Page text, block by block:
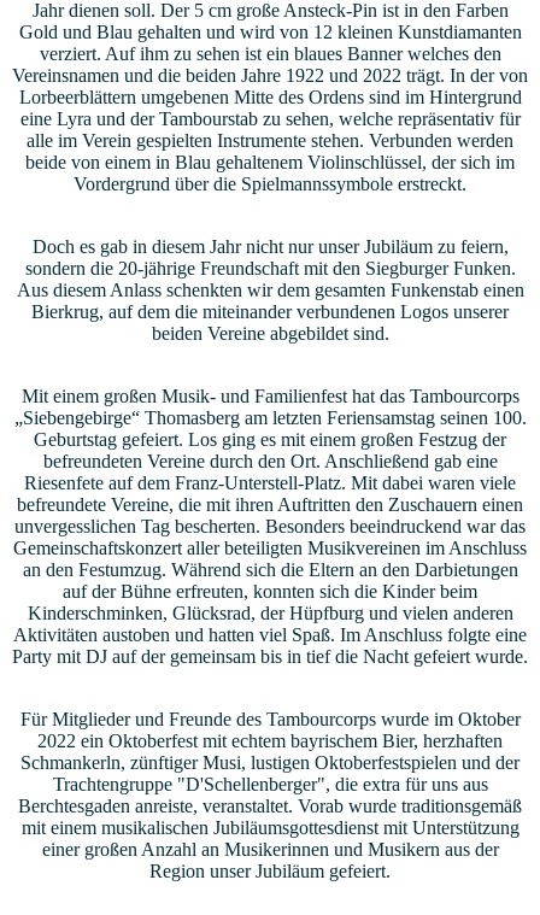
Jahr dienen soll. Der 5 cm große Ansteck-Pin ist in den Farben
Gold und Blau gehalten und wird von 12 kleinen Kunstdiamanten
verziert. Auf ihm zu sehen ist ein blaues Banner welches den
Vereinsnamen und die beiden Jahre 1922 und 2022 trägt. In der von
Lorbeerblättern umgebenen Mitte des Ordens sind im Hintergrund
eine Lyra und der Tambourstab zu sehen, welche repräsentativ für
alle im Verein gespielten Instrumente stehen. Verbunden werden
beide von einem in Blau gehaltenem Violinschlüssel, der sich im
Vordergrund über die Spielmannssymbole erstreckt.
Doch es gab in diesem Jahr nicht nur unser Jubiläum zu feiern,
sondern die 20-jährige Freundschaft mit den Siegburger Funken.
Aus diesem Anlass schenkten wir dem gesamten Funkenstab einen
Bierkrug, auf dem die miteinander verbundenen Logos unserer
beiden Vereine abgebildet sind.
Mit einem großen Musik- und Familienfest hat das Tambourcorps
„Siebengebirge“ Thomasberg am letzten Feriensamstag seinen 100.
Geburtstag gefeiert. Los ging es mit einem großen Festzug der
befreundeten Vereine durch den Ort. Anschließend gab eine
Riesenfete auf dem Franz-Unterstell-Platz. Mit dabei waren viele
befreundete Vereine, die mit ihren Auftritten den Zuschauern einen
unvergesslichen Tag bescherten. Besonders beeindruckend war das
Gemeinschaftskonzert aller beteiligten Musikvereinen im Anschluss
an den Festumzug. Während sich die Eltern an den Darbietungen
auf der Bühne erfreuten, konnten sich die Kinder beim
Kinderschminken, Glücksrad, der Hüpfburg und vielen anderen
Aktivitäten austoben und hatten viel Spaß. Im Anschluss folgte eine
Party mit DJ auf der gemeinsam bis in tief die Nacht gefeiert wurde.
Für Mitglieder und Freunde des Tambourcorps wurde im Oktober
2022 ein Oktoberfest mit echtem bayrischem Bier, herzhaften
Schmankerln, zünftiger Musi, lustigen Oktoberfestspielen und der
Trachtengruppe "D'Schellenberger", die extra für uns aus
Berchtesgaden anreiste, veranstaltet. Vorab wurde traditionsgemäß
mit einem musikalischen Jubiläumsgottesdienst mit Unterstützung
einer großen Anzahl an Musikerinnen und Musikern aus der
Region unser Jubiläum gefeiert.